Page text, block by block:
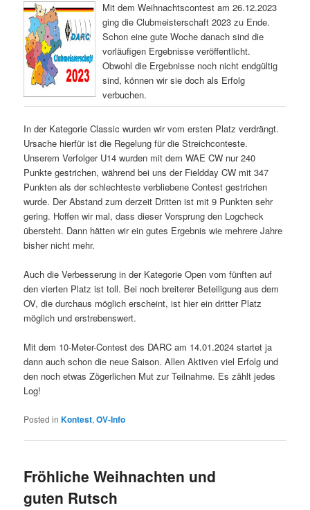
Mit dem Weihnachtscontest am 26.12.2023
ging die Clubmeisterschaft 2023 zu Ende.
Schon eine gute Woche danach sind die
vorläufigen Ergebnisse veröffentlicht.
Obwohl die Ergebnisse noch nicht endgültig
sind, können wir sie doch als Erfolg
verbuchen.
In der Kategorie Classic wurden wir vom ersten Platz verdrängt.
Ursache hierfür ist die Regelung für die Streichconteste.
Unserem Verfolger U14 wurden mit dem WAE CW nur 240
Punkte gestrichen, während bei uns der Fieldday CW mit 347
Punkten als der schlechteste verbliebene Contest gestrichen
wurde. Der Abstand zum derzeit Dritten ist mit 9 Punkten sehr
gering. Hoffen wir mal, dass dieser Vorsprung den Logcheck
übersteht. Dann hätten wir ein gutes Ergebnis wie mehrere Jahre
bisher nicht mehr.
Auch die Verbesserung in der Kategorie Open vom fünften auf
den vierten Platz ist toll. Bei noch breiterer Beteiligung aus dem
OV, die durchaus möglich erscheint, ist hier ein dritter Platz
möglich und erstrebenswert.
Mit dem 10-Meter-Contest des DARC am 14.01.2024 startet ja
dann auch schon die neue Saison. Allen Aktiven viel Erfolg und
den noch etwas Zögerlichen Mut zur Teilnahme. Es zählt jedes
Log!
Posted in Kontest,OV-Info
Fröhliche Weihnachten und
guten Rutsch